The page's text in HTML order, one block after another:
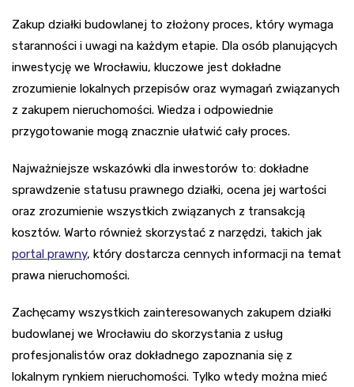
Zakup działki budowlanej to złożony proces, który wymaga
staranności i uwagi na każdym etapie. Dla osób planujących
inwestycję we Wrocławiu, kluczowe jest dokładne
zrozumienie lokalnych przepisów oraz wymagań związanych
z zakupem nieruchomości. Wiedza i odpowiednie
przygotowanie mogą znacznie ułatwić cały proces.
Najważniejsze wskazówki dla inwestorów to: dokładne
sprawdzenie statusu prawnego działki, ocena jej wartości
oraz zrozumienie wszystkich związanych z transakcją
kosztów. Warto również skorzystać z narzędzi, takich jak
portal prawny, który dostarcza cennych informacji na temat
prawa nieruchomości.
Zachęcamy wszystkich zainteresowanych zakupem działki
budowlanej we Wrocławiu do skorzystania z usług
profesjonalistów oraz dokładnego zapoznania się z
lokalnym rynkiem nieruchomości. Tylko wtedy można mieć